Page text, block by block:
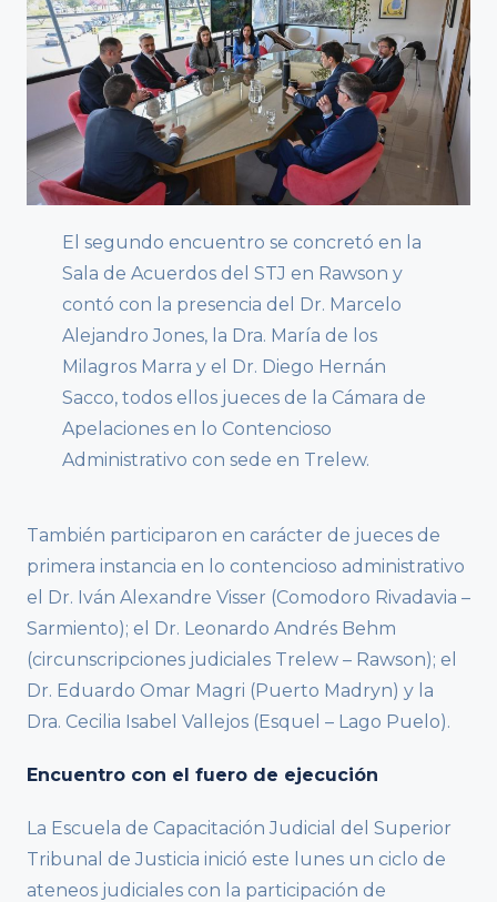
El segundo encuentro se concretó en la
Sala de Acuerdos del STJ en Rawson y
contó con la presencia del Dr. Marcelo
Alejandro Jones, la Dra. María de los
Milagros Marra y el Dr. Diego Hernán
Sacco, todos ellos jueces de la Cámara de
Apelaciones en lo Contencioso
Administrativo con sede en Trelew.
También participaron en carácter de jueces de
primera instancia en lo contencioso administrativo
el Dr. Iván Alexandre Visser (Comodoro Rivadavia –
Sarmiento); el Dr. Leonardo Andrés Behm
(circunscripciones judiciales Trelew – Rawson); el
Dr. Eduardo Omar Magri (Puerto Madryn) y la
Dra. Cecilia Isabel Vallejos (Esquel – Lago Puelo).
Encuentro con el fuero de ejecución
La Escuela de Capacitación Judicial del Superior
Tribunal de Justicia inició este lunes un ciclo de
ateneos judiciales con la participación de